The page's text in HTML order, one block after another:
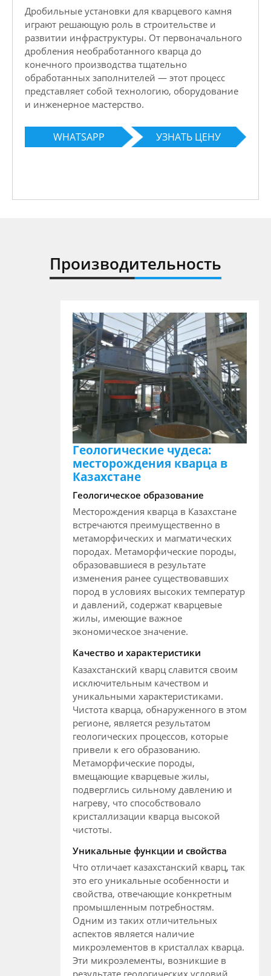
Дробильные установки для кварцевого камня
играют решающую роль в строительстве и
развитии инфраструктуры. От первоначального
дробления необработанного кварца до
конечного производства тщательно
обработанных заполнителей — этот процесс
представляет собой технологию, оборудование
и инженерное мастерство.
WHATSAPP УЗНАТЬ ЦЕНУ
Производительность
Геологические чудеса:
месторождения кварца в
Казахстане
Геологическое образование
Месторождения кварца в Казахстане
встречаются преимущественно в
метаморфических и магматических
породах. Метаморфические породы,
образовавшиеся в результате
изменения ранее существовавших
пород в условиях высоких температур
и давлений, содержат кварцевые
жилы, имеющие важное
экономическое значение.
Качество и характеристики
Казахстанский кварц славится своим
исключительным качеством и
уникальными характеристиками.
Чистота кварца, обнаруженного в этом
регионе, является результатом
геологических процессов, которые
привели к его образованию.
Метаморфические породы,
вмещающие кварцевые жилы,
подверглись сильному давлению и
нагреву, что способствовало
кристаллизации кварца высокой
чистоты.
Уникальные функции и свойства
Что отличает казахстанский кварц, так
это его уникальные особенности и
свойства, отвечающие конкретным
промышленным потребностям.
Одним из таких отличительных
аспектов является наличие
микроэлементов в кристаллах кварца.
Эти микроэлементы, возникшие в
результате геологических условий